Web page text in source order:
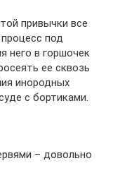
привычки все
под
него в горшочек
ее сквозь
инородных
с бортиками.
– довольно